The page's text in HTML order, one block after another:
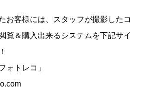
お客様には、スタッフが撮影したコ
覧＆購入出来るシステムを下記サイ
ォトレコ」